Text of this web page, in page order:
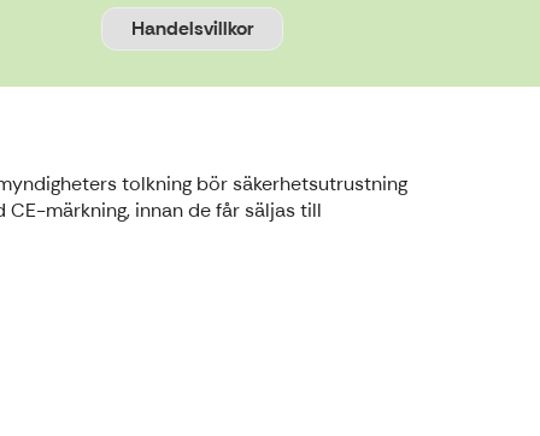
Handelsvillkor
tolkning bör säkerhetsutrustning
märkning, innan de får säljas till